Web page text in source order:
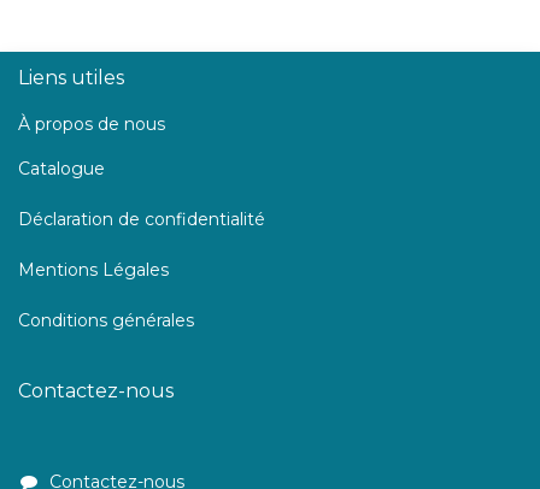
Liens utiles
À propos de nous
Catalogue
Déclaration de confidentialité
Mentions Légales
Conditions générales
Contactez-nous
Contactez-nous